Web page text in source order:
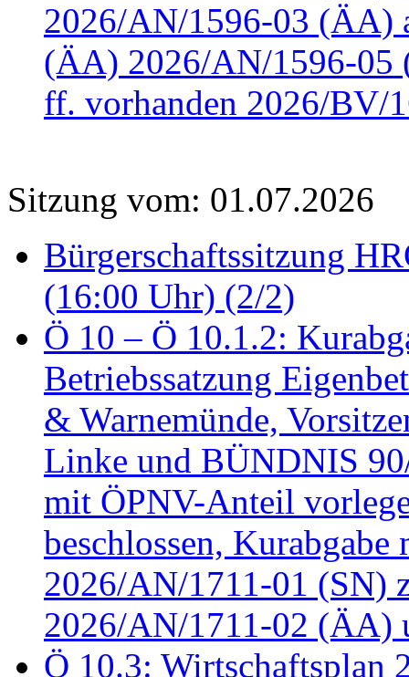
2026/AN/1596-03 (ÄA)
(ÄA) 2026/AN/1596-05
ff. vorhanden 2026/BV/
Sitzung vom: 01.07.2026
Bürgerschaftssitzung
(16:00 Uhr) (2/2)
Ö 10 – Ö 10.1.2:
Betriebssatzung
& Warnemünde,
Linke und BÜNDNIS
mit ÖPNV-Anteil
beschlossen,
2026/AN/1711-01 (SN)
2026/AN/1711-02 (ÄA)
Ö 10.3: Wirtschaftsplan